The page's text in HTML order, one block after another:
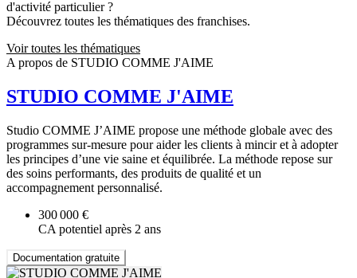
d'activité particulier ?
Découvrez toutes les thématiques des franchises.
Voir toutes les thématiques
A propos de STUDIO COMME J'AIME
STUDIO COMME J'AIME
Studio COMME J’AIME propose une méthode globale avec des
programmes sur-mesure pour aider les clients à mincir et à adopter
les principes d’une vie saine et équilibrée. La méthode repose sur
des soins performants, des produits de qualité et un
accompagnement personnalisé.
300 000 €
CA potentiel après 2 ans
Documentation gratuite